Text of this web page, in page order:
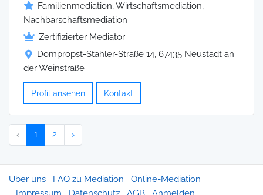
Familienmediation, Wirtschaftsmediation,
Nachbarschaftsmediation
Zertifizierter Mediator
Dompropst-Stahler-Straße 14, 67435 Neustadt an
der Weinstraße
Profil ansehen Kontakt
‹ 1 2 ›
Über uns FAQ zu Mediation
Online-Mediation